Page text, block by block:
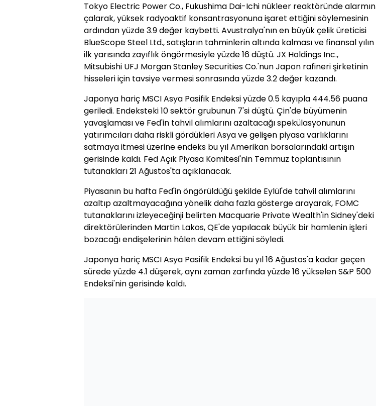
Tokyo Electric Power Co., Fukushima Dai-Ichi nükleer reaktöründe alarmın
çalarak, yüksek radyoaktif konsantrasyonuna işaret ettiğini söylemesinin
ardından yüzde 3.9 değer kaybetti. Avustralya'nın en büyük çelik üreticisi
BlueScope Steel Ltd., satışların tahminlerin altında kalması ve finansal yılın
ilk yarısında zayıflık öngörmesiyle yüzde 16 düştü. JX Holdings Inc.,
Mitsubishi UFJ Morgan Stanley Securities Co.'nun Japon rafineri şirketinin
hisseleri için tavsiye vermesi sonrasında yüzde 3.2 değer kazandı.
Japonya hariç MSCI Asya Pasifik Endeksi yüzde 0.5 kayıpla 444.56 puana
geriledi. Endeksteki 10 sektör grubunun 7'si düştü. Çin'de büyümenin
yavaşlaması ve Fed'in tahvil alımlarını azaltacağı spekülasyonunun
yatırımcıları daha riskli gördükleri Asya ve gelişen piyasa varlıklarını
satmaya itmesi üzerine endeks bu yıl Amerikan borsalarındaki artışın
gerisinde kaldı. Fed Açık Piyasa Komitesi'nin Temmuz toplantısının
tutanakları 21 Ağustos'ta açıklanacak.
Piyasanın bu hafta Fed'in öngörüldüğü şekilde Eylül'de tahvil alımlarını
azaltıp azaltmayacağına yönelik daha fazla gösterge arayarak, FOMC
tutanaklarını izleyeceğinji belirten Macquarie Private Wealth'in Sidney'deki
direktörülerinden Martin Lakos, QE'de yapılacak büyük bir hamlenin işleri
bozacağı endişelerinin hâlen devam ettiğini söyledi.
Japonya hariç MSCI Asya Pasifik Endeksi bu yıl 16 Ağustos'a kadar geçen
sürede yüzde 4.1 düşerek, aynı zaman zarfında yüzde 16 yükselen S&P 500
Endeksi'nin gerisinde kaldı.